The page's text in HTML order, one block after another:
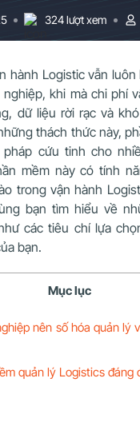
324 lượt xem
hành Logistic vẫn
khi mà chi phí
dữ liệu rời rạc và
thách thức này,
cứu tinh cho
mềm này có tính
trong vận hành
bạn tìm hiểu về
các tiêu chí lựa
bạn.
Mục lục
nên số hóa quản lý
quản lý Logistics đáng